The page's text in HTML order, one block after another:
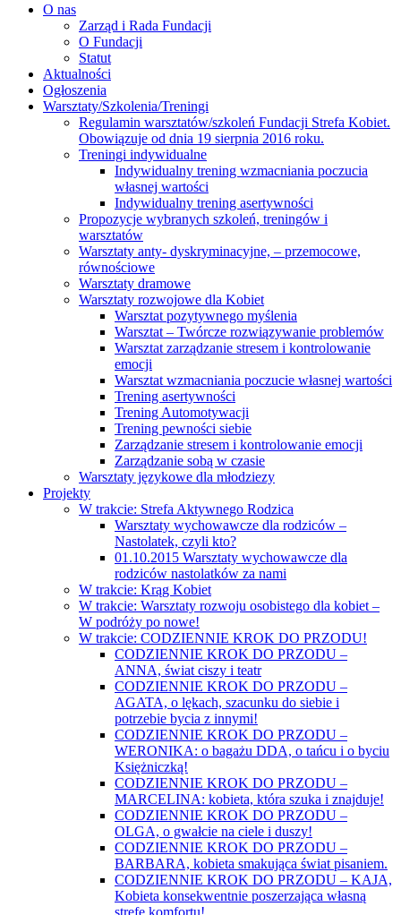
O nas
Zarząd i Rada Fundacji
O Fundacji
Statut
Aktualności
Ogłoszenia
Warsztaty/Szkolenia/Treningi
Regulamin warsztatów/szkoleń Fundacji Strefa Kobiet.
Obowiązuje od dnia 19 sierpnia 2016 roku.
Treningi indywidualne
Indywidualny trening wzmacniania poczucia
własnej wartości
Indywidualny trening asertywności
Propozycje wybranych szkoleń, treningów i
warsztatów
Warsztaty anty- dyskryminacyjne, – przemocowe,
równościowe
Warsztaty dramowe
Warsztaty rozwojowe dla Kobiet
Warsztat pozytywnego myślenia
Warsztat – Twórcze rozwiązywanie problemów
Warsztat zarządzanie stresem i kontrolowanie
emocji
Warsztat wzmacniania poczucie własnej wartości
Trening asertywności
Trening Automotywacji
Trening pewności siebie
Zarządzanie stresem i kontrolowanie emocji
Zarządzanie sobą w czasie
Warsztaty językowe dla młodziezy
Projekty
W trakcie: Strefa Aktywnego Rodzica
Warsztaty wychowawcze dla rodziców –
Nastolatek, czyli kto?
01.10.2015 Warsztaty wychowawcze dla
rodziców nastolatków za nami
W trakcie: Krąg Kobiet
W trakcie: Warsztaty rozwoju osobistego dla kobiet –
W podróży po nowe!
W trakcie: CODZIENNIE KROK DO PRZODU!
CODZIENNIE KROK DO PRZODU –
ANNA, świat ciszy i teatr
CODZIENNIE KROK DO PRZODU –
AGATA, o lękach, szacunku do siebie i
potrzebie bycia z innymi!
CODZIENNIE KROK DO PRZODU –
WERONIKA: o bagażu DDA, o tańcu i o byciu
Księżniczką!
CODZIENNIE KROK DO PRZODU –
MARCELINA: kobieta, która szuka i znajduje!
CODZIENNIE KROK DO PRZODU –
OLGA, o gwałcie na ciele i duszy!
CODZIENNIE KROK DO PRZODU –
BARBARA, kobieta smakująca świat pisaniem.
CODZIENNIE KROK DO PRZODU – KAJA,
Kobieta konsekwentnie poszerzająca własną
strefę komfortu!